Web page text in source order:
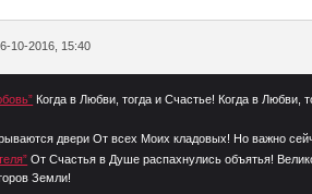
10-2016, 15:40
Когда в Любви, тогда и Счастье! Когда в
двери От всех Моих кладовых! Но важно
От Счастья в Душе распахнулись объятья!
Земли!